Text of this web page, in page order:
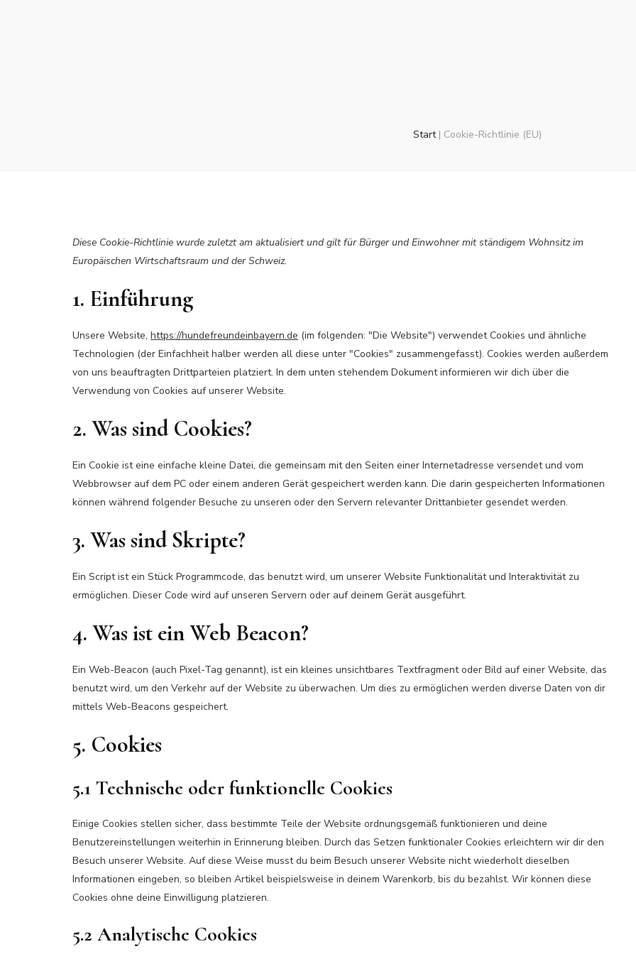
Start | Cookie-Richtlinie (EU)
Diese Cookie-Richtlinie wurde zuletzt am aktualisiert und gilt für Bürger und Einwohner mit ständigem Wohnsitz im
Europäischen Wirtschaftsraum und der Schweiz.
1. Einführung
Unsere Website, https://hundefreundeinbayern.de (im folgenden: "Die Website") verwendet Cookies und ähnliche
Technologien (der Einfachheit halber werden all diese unter "Cookies" zusammengefasst). Cookies werden außerdem
von uns beauftragten Drittparteien platziert. In dem unten stehendem Dokument informieren wir dich über die
Verwendung von Cookies auf unserer Website.
2. Was sind Cookies?
Ein Cookie ist eine einfache kleine Datei, die gemeinsam mit den Seiten einer Internetadresse versendet und vom
Webbrowser auf dem PC oder einem anderen Gerät gespeichert werden kann. Die darin gespeicherten Informationen
können während folgender Besuche zu unseren oder den Servern relevanter Drittanbieter gesendet werden.
3. Was sind Skripte?
Ein Script ist ein Stück Programmcode, das benutzt wird, um unserer Website Funktionalität und Interaktivität zu
ermöglichen. Dieser Code wird auf unseren Servern oder auf deinem Gerät ausgeführt.
4. Was ist ein Web Beacon?
Ein Web-Beacon (auch Pixel-Tag genannt), ist ein kleines unsichtbares Textfragment oder Bild auf einer Website, das
benutzt wird, um den Verkehr auf der Website zu überwachen. Um dies zu ermöglichen werden diverse Daten von dir
mittels Web-Beacons gespeichert.
5. Cookies
5.1 Technische oder funktionelle Cookies
Einige Cookies stellen sicher, dass bestimmte Teile der Website ordnungsgemäß funktionieren und deine
Benutzereinstellungen weiterhin in Erinnerung bleiben. Durch das Setzen funktionaler Cookies erleichtern wir dir den
Besuch unserer Website. Auf diese Weise musst du beim Besuch unserer Website nicht wiederholt dieselben
Informationen eingeben, so bleiben Artikel beispielsweise in deinem Warenkorb, bis du bezahlst. Wir können diese
Cookies ohne deine Einwilligung platzieren.
5.2 Analytische Cookies